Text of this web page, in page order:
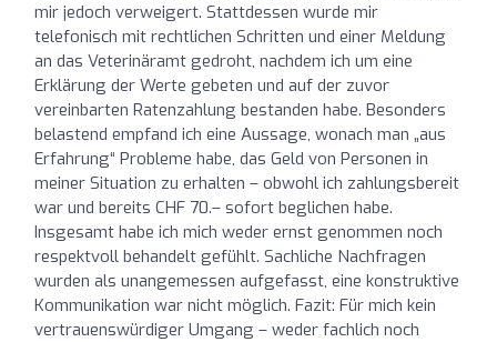
mir jedoch verweigert. Stattdessen wurde mir
telefonisch mit rechtlichen Schritten und einer Meldung
an das Veterinäramt gedroht, nachdem ich um eine
Erklärung der Werte gebeten und auf der zuvor
vereinbarten Ratenzahlung bestanden habe. Besonders
belastend empfand ich eine Aussage, wonach man „aus
Erfahrung“ Probleme habe, das Geld von Personen in
meiner Situation zu erhalten – obwohl ich zahlungsbereit
war und bereits CHF 70.– sofort beglichen habe.
Insgesamt habe ich mich weder ernst genommen noch
respektvoll behandelt gefühlt. Sachliche Nachfragen
wurden als unangemessen aufgefasst, eine konstruktive
Kommunikation war nicht möglich. Fazit: Für mich kein
vertrauenswürdiger Umgang – weder fachlich noch